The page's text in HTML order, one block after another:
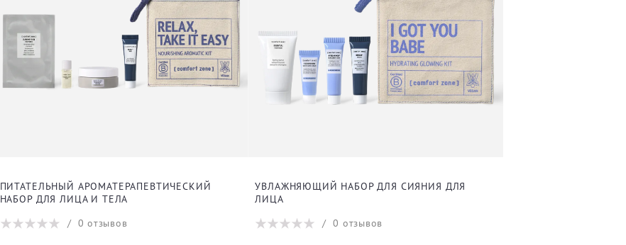
ПИТАТЕЛЬНЫЙ АРОМАТЕРАПЕВТИЧЕСКИЙ
НАБОР ДЛЯ ЛИЦА И ТЕЛА
/ 0 отзывов
УВЛАЖНЯЮЩИЙ НАБОР ДЛЯ СИЯНИЯ ДЛЯ
ЛИЦА
/0 отзывов